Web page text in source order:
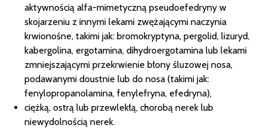
aktywnością alfa-mimetyczną pseudoefedryny w
skojarzeniu z innymi lekami zwężającymi naczynia
krwionośne, takimi jak: bromokryptyna, pergolid, lizuryd,
kabergolina, ergotamina, dihydroergotamina lub lekami
zmniejszającymi przekrwienie błony śluzowej nosa,
podawanymi doustnie lub do nosa (takimi jak:
fenylopropanolamina, fenylefryna, efedryna),
ciężką, ostrą lub przewlekłą, chorobą nerek lub
niewydolnością nerek.